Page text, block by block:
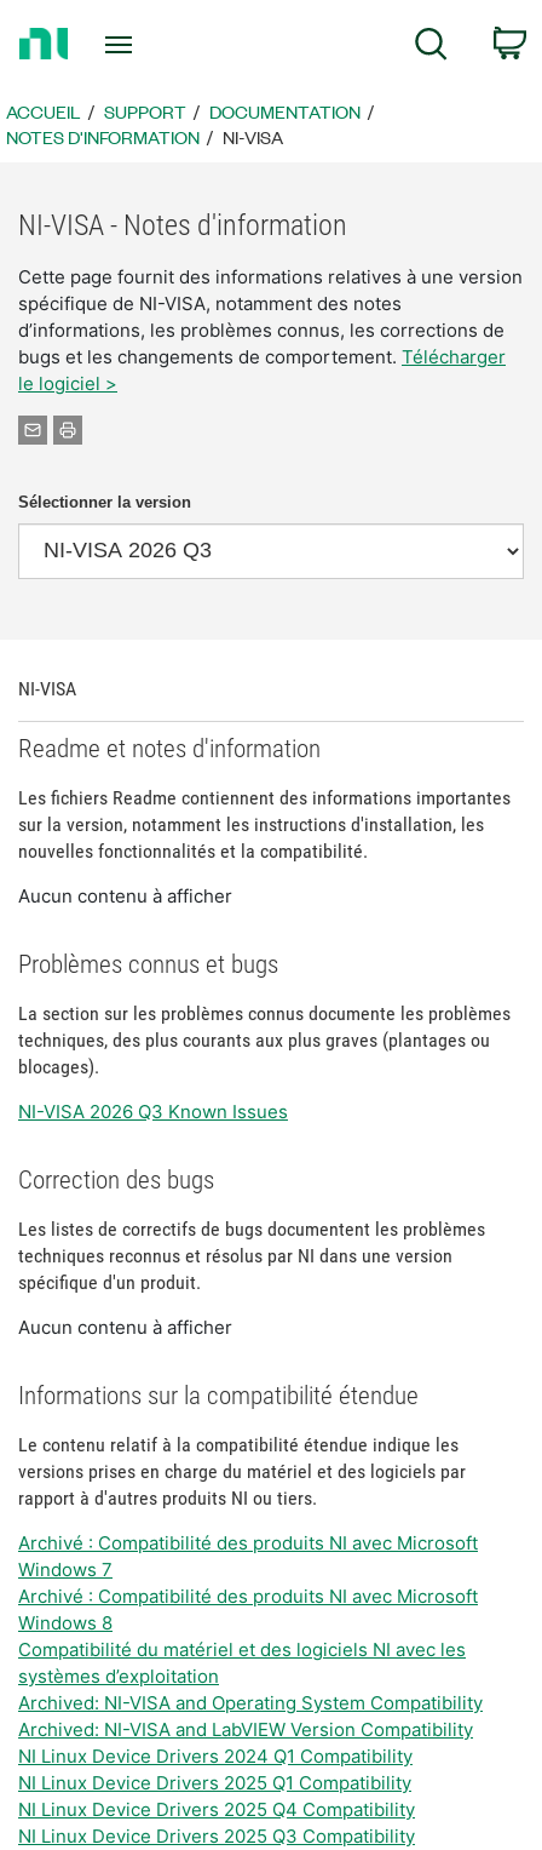
page
d’accueil
ACCUEIL SUPPORT
DOCUMENTATION
NOTES D'INFORMATION
NI-VISA
NI-VISA - Notes d'information
Cette page fournit des informations relatives à une version
spécifique de NI-VISA, notamment des notes
d’informations, les problèmes connus, les corrections de
bugs et les changements de comportement. Télécharger
le logiciel >
Sélectionner la version
NI-VISA
Readme et notes d'information
Les fichiers Readme contiennent des informations importantes
sur la version, notamment les instructions d'installation, les
nouvelles fonctionnalités et la compatibilité.
Aucun contenu à afficher
Problèmes connus et bugs
La section sur les problèmes connus documente les problèmes
techniques, des plus courants aux plus graves (plantages ou
blocages).
NI-VISA 2026 Q3 Known Issues
Correction des bugs
Les listes de correctifs de bugs documentent les problèmes
techniques reconnus et résolus par NI dans une version
spécifique d'un produit.
Aucun contenu à afficher
Informations sur la compatibilité étendue
Le contenu relatif à la compatibilité étendue indique les
versions prises en charge du matériel et des logiciels par
rapport à d'autres produits NI ou tiers.
Archivé : Compatibilité des produits NI avec Microsoft
Windows 7
Archivé : Compatibilité des produits NI avec Microsoft
Windows 8
Compatibilité du matériel et des logiciels NI avec les
systèmes d’exploitation
Archived: NI-VISA and Operating System Compatibility
Archived: NI-VISA and LabVIEW Version Compatibility
NI Linux Device Drivers 2024 Q1 Compatibility
NI Linux Device Drivers 2025 Q1 Compatibility
NI Linux Device Drivers 2025 Q4 Compatibility
NI Linux Device Drivers 2025 Q3 Compatibility